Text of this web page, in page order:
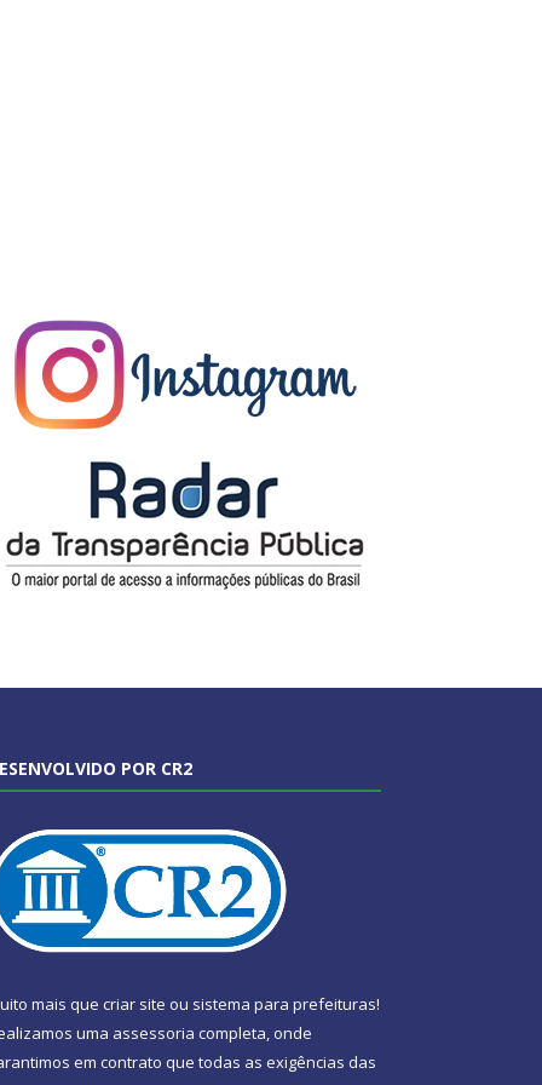
POR CR2
mais que criar site ou sistema para prefeituras!
uma assessoria completa, onde
em contrato que todas as exigências das